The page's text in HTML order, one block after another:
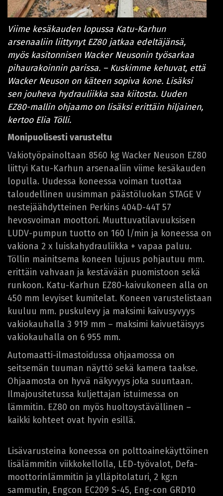
Viime kesäkauden lopussa Katu-Karhun
arsenaaliin liittynyt EZ80 jatkaa edeltäjänsä,
myös kasitonnisen Wacker Neusonin työsarkaa
pihaurakoinnin parissa. – Kuskimme kehuvat, että
Wacker Neuson on käteen sopiva kone. Lisäksi
sen jouheva hydrauliikka saa kiitosta. Uuden
EZ80-mallin ohjaamo on lisäksi erittäin hiljainen,
kertoo Elia Tölli.
Monipuolisesti varusteltu
Vakiotyöpainoltaan 8560 kg Wacker Neuson EZ80
liittyi Katu-Karhun arsenaaliin viime kesäkauden
lopulla. Uudessa koneessa voiman tuottaa
taloudellinen uusimman päästöluokan STAGE V
nestejäähdytteinen Perkins 404D-44T 57
hevosvoiman moottori. Muuttuvatilavuuksisen
LUDV-pumpun tuotto on 160 l/min ja koneessa on
vakiona 2 x luiskahydrauliikka + vapaa paluu.
Töllin mainitsema koneen lujuus pohjautuu mm.
erittäin vahvaan ja kestävään puomistoon sekä
runkoon. Katu-Karhun EZ80-kaivukoneen alla on
450 mm levyiset kumitelat. Koneen varustelistaan
kuuluu mm. puskulevy ja maksimi kaivusyvyys
vakiokauhalla 3 919 mm – maksimi kaivuetäisyys
vakiokauhalla on 6 955 mm.
Automaatti-ilmastoidussa ohjaamossa on
seitsemän tuuman näyttö sekä kamera taakse.
Ohjaamosta on hyvä näkyvyys joka suuntaan.
Ilmajousitetussa kuljettajan istuimessa on
lämmitin. EZ80 on myös huoltoystävällinen –
kaikki kohteet ovat hyvin esillä.
Lisävarusteina koneessa on polttoainekäyttöinen
lisälämmitin viikkokellolla, LED-työvalot, Defa-
moottorinlämmitin ja ylläpitolaturi, 2 kg:n
sammutin, Engcon EC209 S-45, Eng-con GRD10